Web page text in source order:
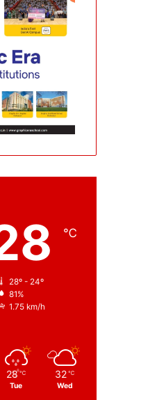
℃
28º - 24º
81%
1.75 km/h
28 ℃
Tue
32 ℃
Wed